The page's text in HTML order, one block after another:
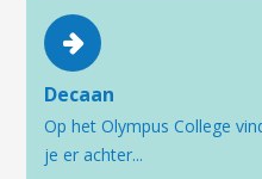
Decaan
Op het Olympus College
je er achter...